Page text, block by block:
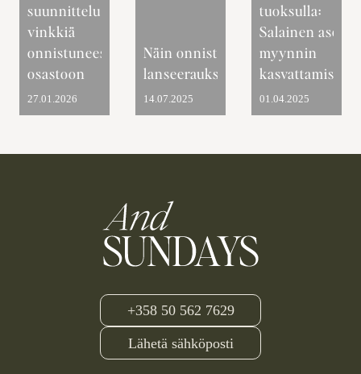
suunnittelu – 10
vinkkiä
onnistuneeseen
osastoon
27.01.2026
Näin onnistut
lanseerauksessa
14.07.2025
tuoksulla:
Salainen ase
myynnin
kasvattamiseen
01.04.2025
+358 50 562 7629
Lähetä sähköposti